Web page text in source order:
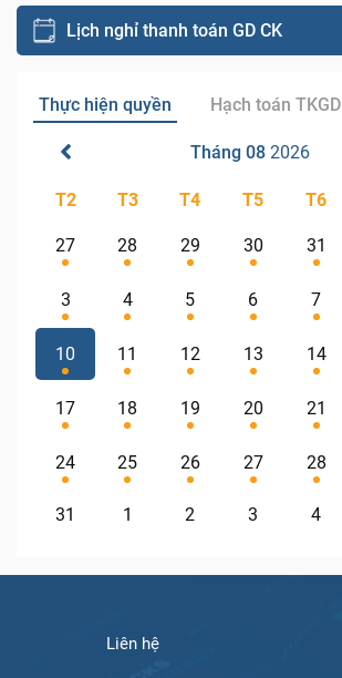
Lịch nghỉ thanh toán GD CK
Thực hiện quyền Hạch toán TKGD
Tháng 08 2026
T2 T3 T4 T5 T6
27 28 29 30 31
3 4 5 6 7
10 11 12 13 14
17 18 19 20 21
24 25 26 27 28
31 1 2 3 4
Liên hệ